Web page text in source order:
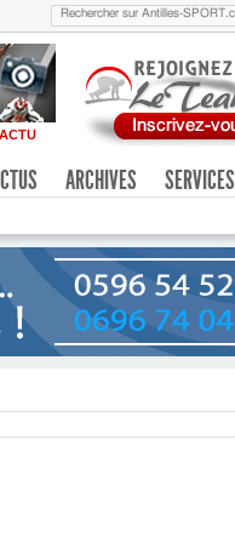
ARCHIVES SERVICES